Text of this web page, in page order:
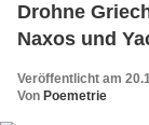
Drohne
Naxos und
Veröffentlicht am
Von Poemetrie